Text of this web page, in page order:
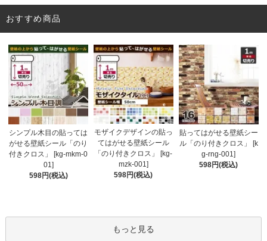
おすすめ商品
シンプル木目の貼っては
がせる壁紙シール「のり
付きクロス」 [kg-mkm-0
01]
598円(税込)
モザイクデザインの貼っ
てはがせる壁紙シール
「のり付きクロス」 [kg-
mzk-001]
598円(税込)
貼ってはがせる壁紙シー
ル「のり付きクロス」 [k
g-rng-001]
598円(税込)
もっと見る